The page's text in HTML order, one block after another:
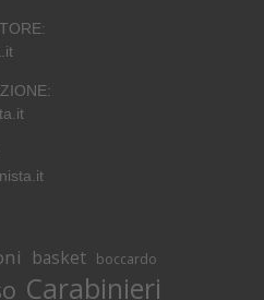
basket boccardo
Carabinieri